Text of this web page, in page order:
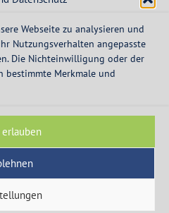
Webseite zu analysieren und
Nutzungsverhalten angepasste
Die Nichteinwilligung oder der
Merkmale und
– 12:30 Uhr
– 16:00 Uhr
- die Spezialisten für